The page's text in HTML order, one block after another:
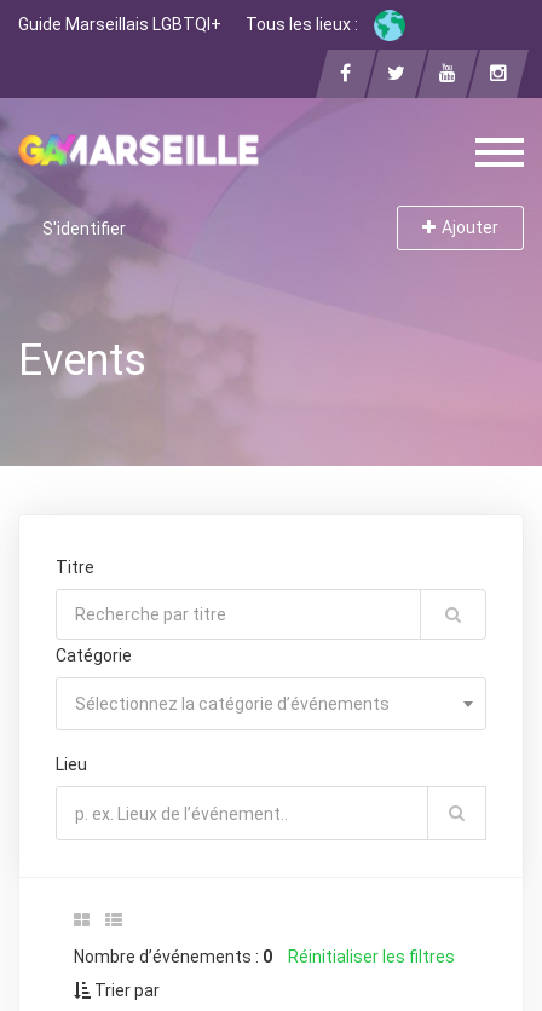
Guide Marseillais LGBTQI+ Tous les lieux :
S'identifier Ajouter
Events
Titre
Catégorie
Sélectionnez la catégorie d’événements
Lieu
Nombre d’événements : 0
Réinitialiser les filtres
Trier par